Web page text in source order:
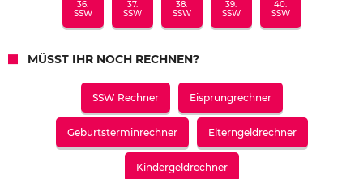
36.
SSW
37.
SSW
38.
SSW
39.
SSW
40.
SSW
MÜSST IHR NOCH RECHNEN?
SSW Rechner Eisprungrechner
Geburtsterminrechner Elterngeldrechner
Kindergeldrechner